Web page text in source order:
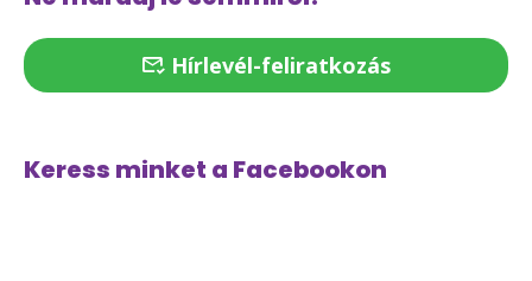
Hírlevél-feliratkozás
Keress minket a Facebookon